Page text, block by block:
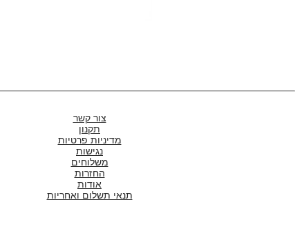
צור קשר
תקנון
מדיניות פרטיות
נגישות
משלוחים
החזרות
אודות
תנאי תשלום ואחריות